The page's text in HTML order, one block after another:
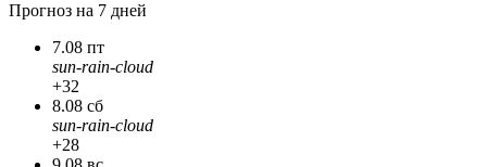
Прогноз на 7 дней
7.08 пт
sun-rain-cloud
+32
8.08 сб
sun-rain-cloud
+28